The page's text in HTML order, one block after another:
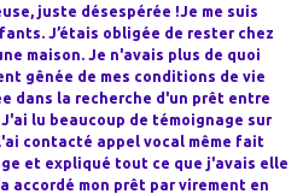
juste désespérée !Je me suis
J’étais obligée de rester chez
maison. Je n'avais plus de quoi
gênée de mes conditions de vie
dans la recherche d'un prêt entre
lu beaucoup de témoignage sur
l'ai contacté appel vocal même fait
et expliqué tout ce que j'avais elle
accordé mon prêt par virement en